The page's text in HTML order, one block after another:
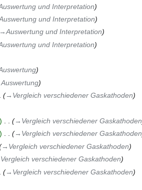
und Interpretation
und Interpretation
und Interpretation
und Interpretation
→‎Vergleich verschiedener Gaskathoden
→‎Vergleich verschiedener Gaskathoden
→‎Vergleich verschiedener Gaskathoden
→‎Vergleich verschiedener Gaskathoden
verschiedener Gaskathoden
→‎Vergleich verschiedener Gaskathoden